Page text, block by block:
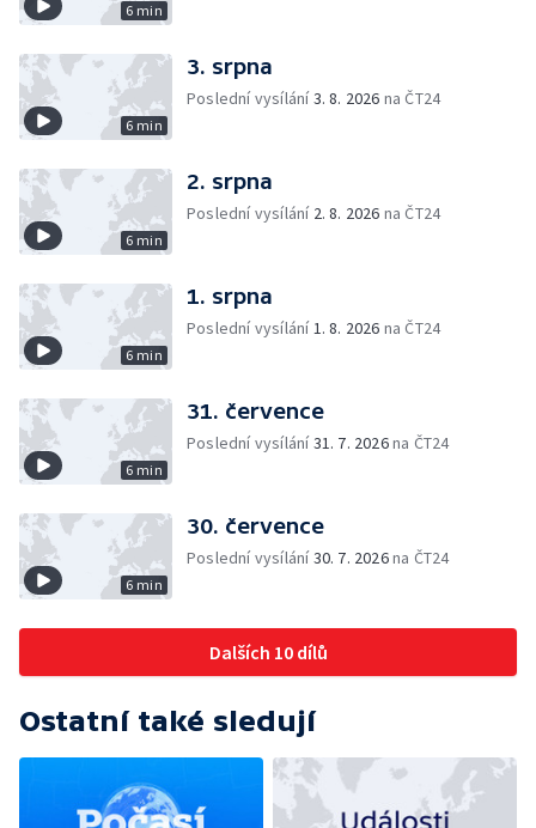
6 min
6 min
3. srpna
Poslední vysílání3. 8. 2026 na ČT24
6 min
2. srpna
Poslední vysílání 2. 8. 2026 na ČT24
6 min
1. srpna
Poslední vysílání1. 8. 2026 na ČT24
6 min
31. července
Poslední vysílání31. 7. 2026na ČT24
6 min
30. července
Poslední vysílání30. 7. 2026na ČT24
Dalších 10 dílů
Ostatní také sledují